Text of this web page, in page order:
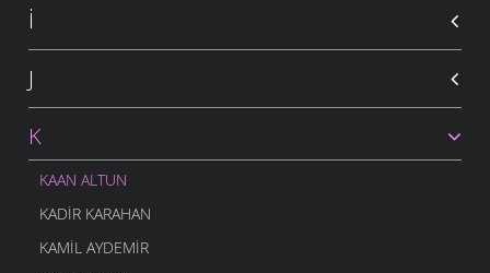
İ
J
K
KAAN ALTUN
KADIR KARAHAN
KAMIL AYDEMIR